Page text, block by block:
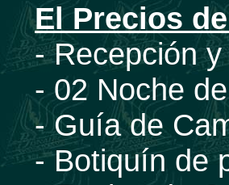
El Precios
- Recepción
- 02 Noche
- Guía de
- Botiquín de